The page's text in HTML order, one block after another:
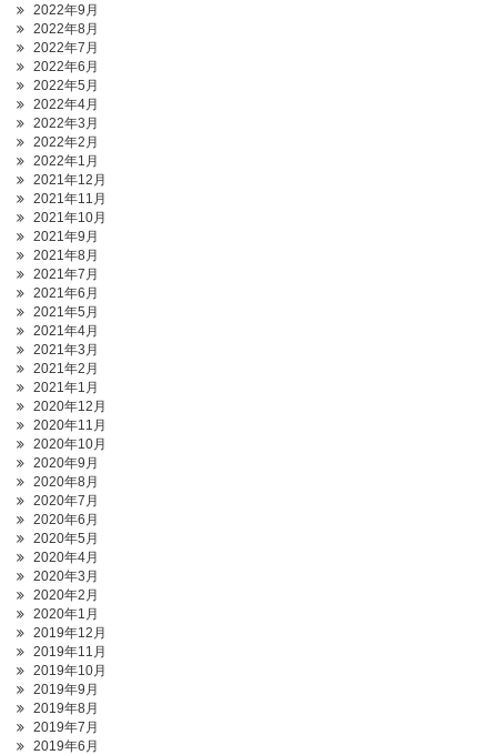
2022年9月
2022年8月
2022年7月
2022年6月
2022年5月
2022年4月
2022年3月
2022年2月
2022年1月
2021年12月
2021年11月
2021年10月
2021年9月
2021年8月
2021年7月
2021年6月
2021年5月
2021年4月
2021年3月
2021年2月
2021年1月
2020年12月
2020年11月
2020年10月
2020年9月
2020年8月
2020年7月
2020年6月
2020年5月
2020年4月
2020年3月
2020年2月
2020年1月
2019年12月
2019年11月
2019年10月
2019年9月
2019年8月
2019年7月
2019年6月